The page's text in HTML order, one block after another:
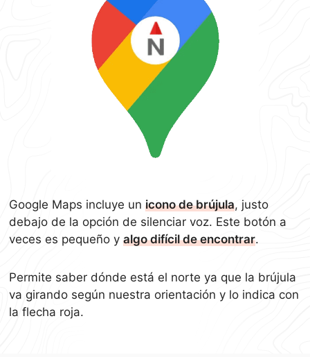
Google Maps incluye unicono de brújula, justo
debajo de la opción de silenciar voz. Este botón a
veces es pequeño yalgo difícil de encontrar.
Permite saber dónde está el norte ya que la brújula
va girando según nuestra orientación y lo indica con
la flecha roja.